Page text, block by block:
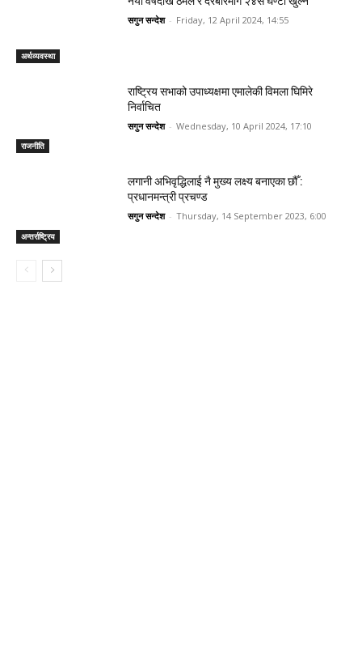
अर्थव्यवस्था
सगुन सन्देश - Friday, 12 April 2024, 14:55
राजनीति
राष्ट्रिय सभाको उपाध्यक्षमा एमालेकी विमला घिमिरे
निर्वाचित
सगुन सन्देश - Wednesday, 10 April 2024, 17:10
अन्तर्राष्ट्रिय
लगानी अभिवृद्धिलाई नै मुख्य लक्ष्य बनाएका छौँ :
प्रधानमन्त्री प्रचण्ड
सगुन सन्देश - Thursday, 14 September 2023, 6:00